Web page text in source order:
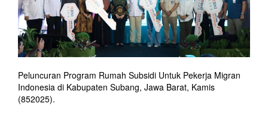
Peluncuran Program Rumah Subsidi Untuk Pekerja Migran
Indonesia di Kabupaten Subang, Jawa Barat, Kamis
(852025).